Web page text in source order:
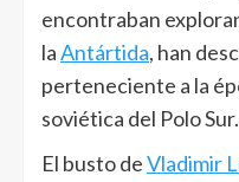
encontraban
laAntártida, han
perteneciente a la
soviética del Polo Sur.
El busto deVladimir